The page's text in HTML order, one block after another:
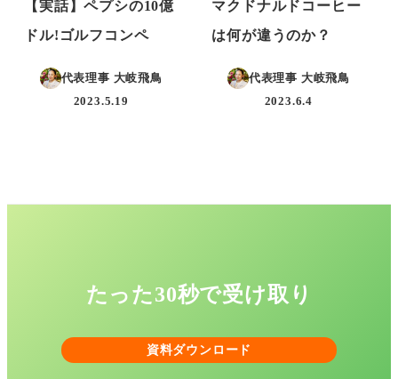
【実話】ペプシの10億
ドル!ゴルフコンペ
代表理事 大岐飛鳥
2023.5.19
マクドナルドコーヒー
は何が違うのか？
代表理事 大岐飛鳥
2023.6.4
たった30秒で受け取り
資料ダウンロード